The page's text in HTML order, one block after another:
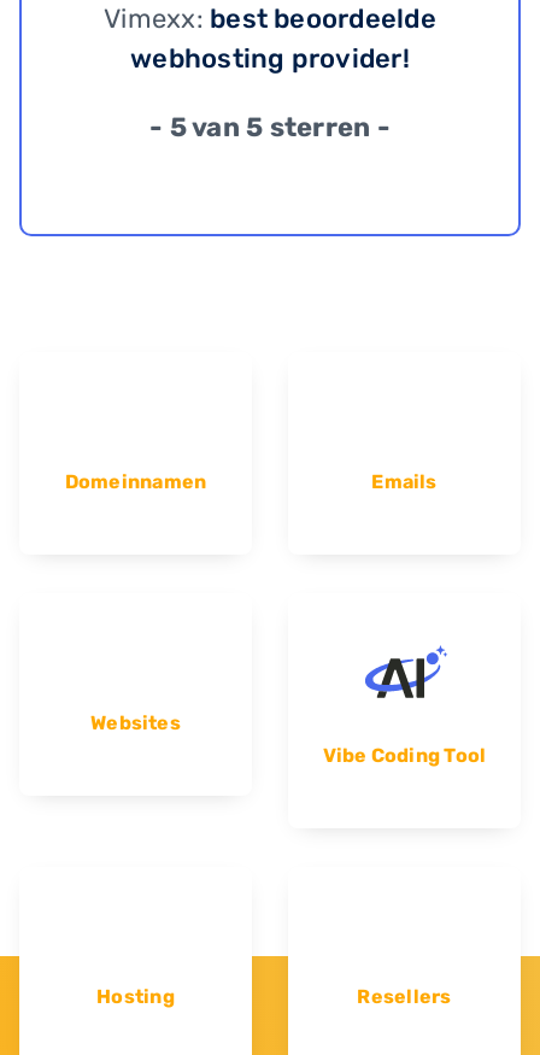
Vimexx: best beoordeelde
webhosting provider!
- 5 van 5 sterren -
Domeinnamen Emails
Websites
Vibe Coding Tool
Hosting Resellers